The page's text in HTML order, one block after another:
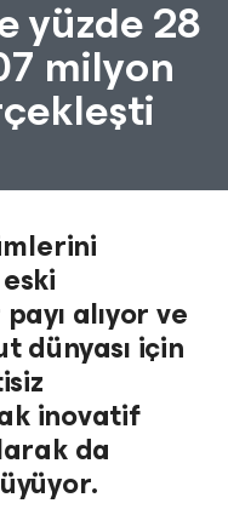
yüzde 28
milyon
alıyor ve
dünyası için
inovatif
da